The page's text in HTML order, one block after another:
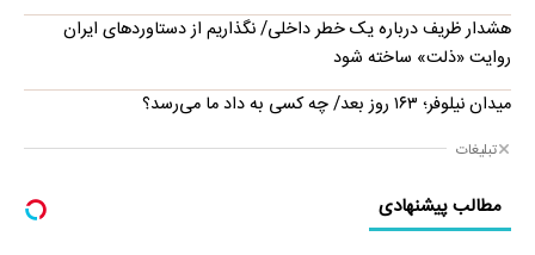
هشدار ظریف درباره یک خطر داخلی/ نگذاریم از دستاوردهای ایران
روایت «ذلت» ساخته شود
میدان نیلوفر؛ ۱۶۳ روز بعد/ چه کسی به داد ما می‌رسد؟
تبلیغات
مطالب پیشنهادی